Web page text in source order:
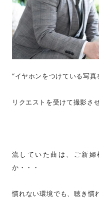
“イヤホンをつけている写真
リクエストを受けて撮影さ
流していた曲は、ご新婦
か・・・
慣れない環境でも、聴き慣